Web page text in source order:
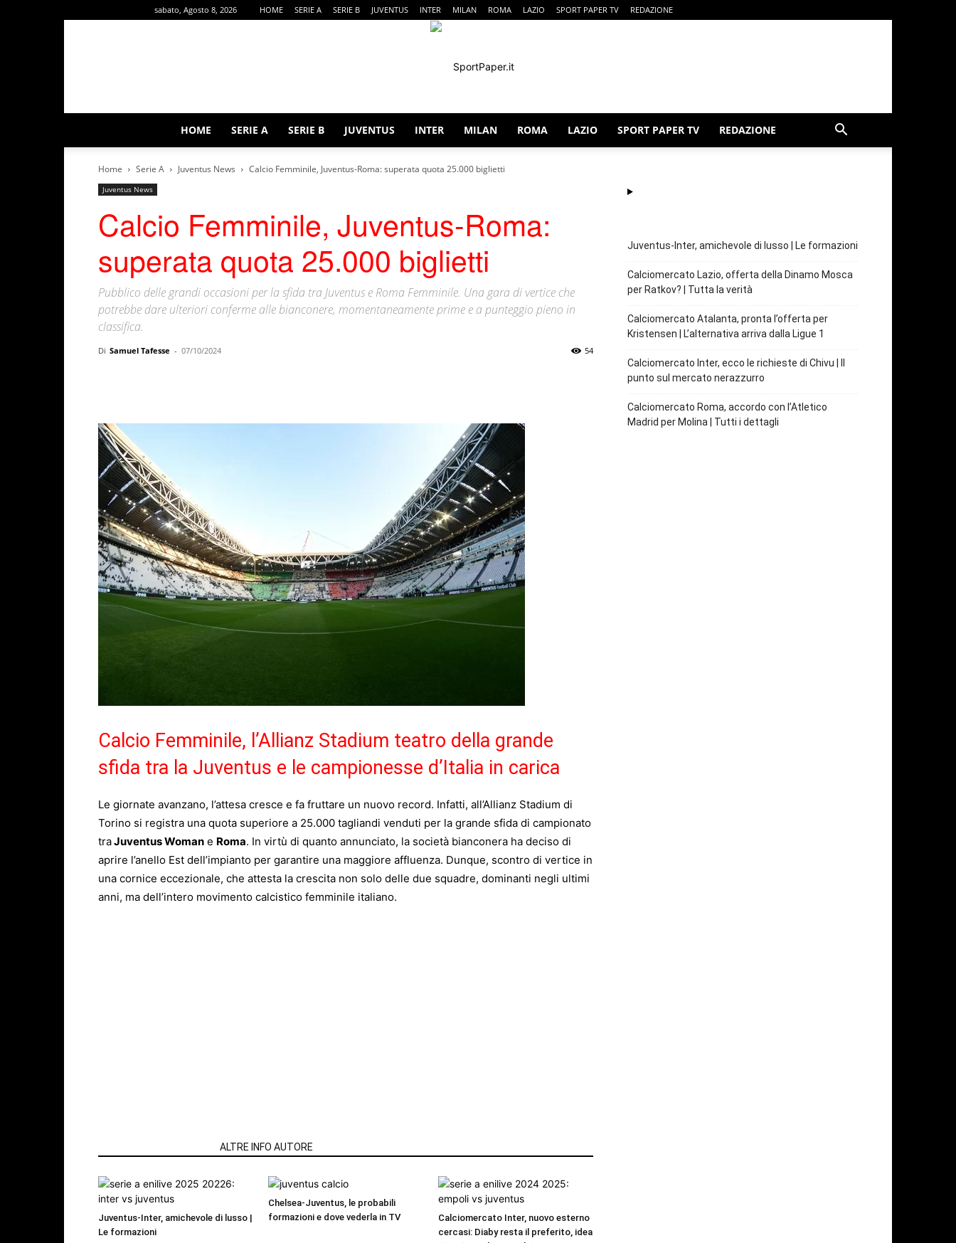
sabato, Agosto 8, 2026 HOME SERIE A SERIE B JUVENTUS INTER MILAN ROMA LAZIO SPORT PAPER TV REDAZIONE
HOME SERIE A SERIE B JUVENTUS INTER MILAN ROMA LAZIO SPORT PAPER TV REDAZIONE
Home Serie A Juventus News Calcio Femminile, Juventus-Roma: superata quota 25.000 biglietti
Juventus News
Calcio Femminile, Juventus-Roma:
superata quota 25.000 biglietti
Pubblico delle grandi occasioni per la sfida tra Juventus e Roma Femminile. Una gara di vertice che
potrebbe dare ulteriori conferme alle bianconere, momentaneamente prime e a punteggio pieno in
classifica.
Di Samuel Tafesse - 07/10/2024 54
Calcio Femminile, l’Allianz Stadium teatro della grande
sfida tra la Juventus e le campionesse d’Italia in carica
Le giornate avanzano, l’attesa cresce e fa fruttare un nuovo record. Infatti, all’Allianz Stadium di
Torino si registra una quota superiore a 25.000 tagliandi venduti per la grande sfida di campionato
traJuventus Woman e Roma. In virtù di quanto annunciato, la società bianconera ha deciso di
aprire l’anello Est dell’impianto per garantire una maggiore affluenza. Dunque, scontro di vertice in
una cornice eccezionale, che attesta la crescita non solo delle due squadre, dominanti negli ultimi
anni, ma dell’intero movimento calcistico femminile italiano.
ALTRE INFO AUTORE
Juventus-Inter, amichevole di lusso |
Le formazioni
Chelsea-Juventus, le probabili
formazioni e dove vederla in TV
Calciomercato Inter, nuovo esterno
cercasi: Diaby resta il preferito, idea
Juventus-Inter, amichevole di lusso | Le formazioni
Calciomercato Lazio, offerta della Dinamo Mosca
per Ratkov? | Tutta la verità
Calciomercato Atalanta, pronta l’offerta per
Kristensen | L’alternativa arriva dalla Ligue 1
Calciomercato Inter, ecco le richieste di Chivu | Il
punto sul mercato nerazzurro
Calciomercato Roma, accordo con l’Atletico
Madrid per Molina | Tutti i dettagli